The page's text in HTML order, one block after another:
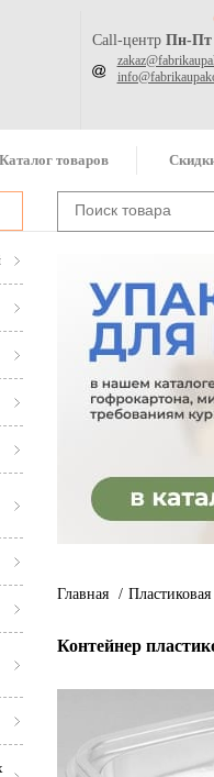
Call-центр Пн-Пт
Каталог товаров
Главная /
Контейнер